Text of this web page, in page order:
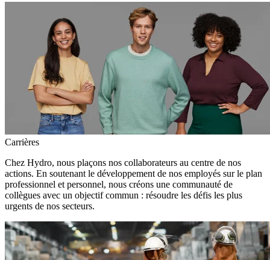
Carrières
Chez Hydro, nous plaçons nos collaborateurs au centre de nos
actions. En soutenant le développement de nos employés sur le plan
professionnel et personnel, nous créons une communauté de
collègues avec un objectif commun : résoudre les défis les plus
urgents de nos secteurs.